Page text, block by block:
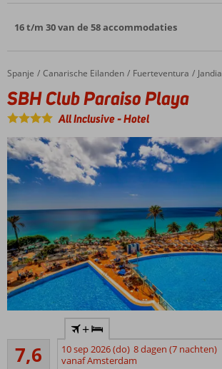
16 t/m 30 van de 58 accommodaties
Home
Spanje Canarische Eilanden Fuerteventura Jandia
SBH Club Paraiso Playa
SBH Club Paraiso Playa
All Inclusive-Hotel
vlak bij
het
7,6
39
beoordelingen
+
10 sep 2026 (do) 8 dagen (7 nachten)
vanaf Amsterdam